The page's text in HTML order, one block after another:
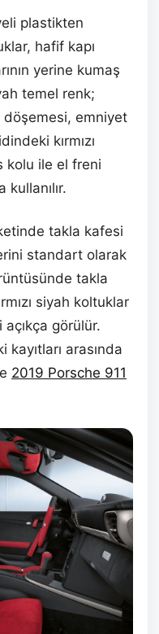
plastikten
hafif kapı
yerine kumaş
temel renk;
emniyet
kırmızı
kolu ile el freni
kullanılır.
takla kafesi
standart olarak
takla
siyah koltuklar
açıkça görülür.
arasında
2019 Porsche 911